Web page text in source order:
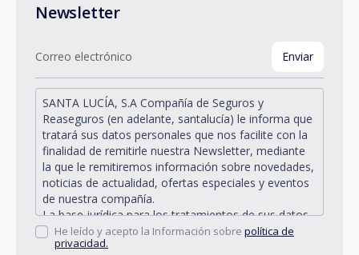
Newsletter
SANTA LUCÍA, S.A Compañía de Seguros y
Reaseguros (en adelante, santalucía) le informa que
tratará sus datos personales que nos facilite con la
finalidad de remitirle nuestra Newsletter, mediante
la que le remitiremos información sobre novedades,
noticias de actualidad, ofertas especiales y eventos
de nuestra compañía.
La base jurídica para los tratamientos de sus datos
personales descritos se encuentra en la propia
gestión y desarrollo de la relación jurídica existente
He leído y acepto la Información sobre política de
privacidad.